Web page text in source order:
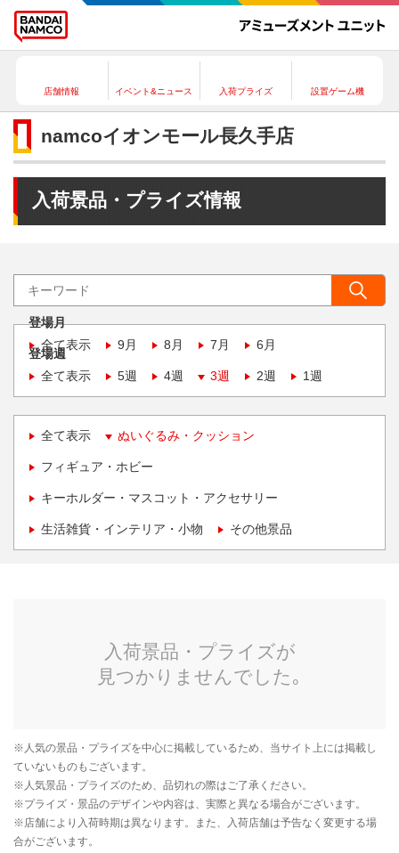
店舗情報 イベント&ニュース 入荷プライズ 設置ゲーム機
namcoイオンモール長久手店
入荷景品・プライズ情報
登場月
全て表示
9月 8月 7月 6月
登場週
全て表示
5週 4週 3週 2週 1週
全て表示 ぬいぐるみ・クッション
フィギュア・ホビー
キーホルダー・マスコット・アクセサリー
生活雑貨・インテリア・小物 その他景品